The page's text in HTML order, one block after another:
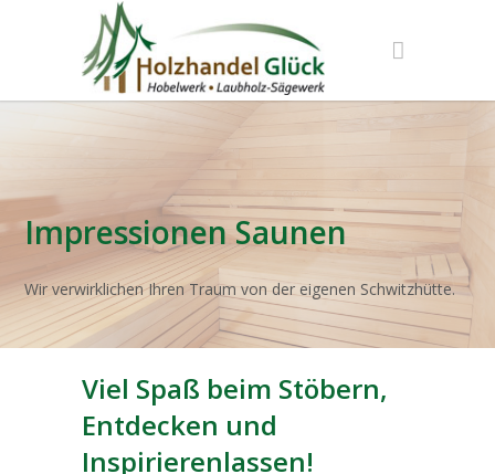
Impressionen Saunen
Wir verwirklichen Ihren Traum von der eigenen Schwitzhütte.
Viel Spaß beim Stöbern,
Entdecken und
Inspirierenlassen!